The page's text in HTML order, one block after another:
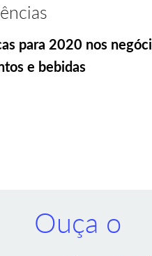
para 2020 nos
e bebidas
Ouça o